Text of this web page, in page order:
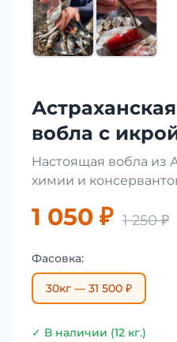
вобла с
Настоящая вобла из
химии и
1 050 ₽ 1 250 ₽
Фасовка:
30кг — 31 500 ₽
✓ В наличии (12 кг.)